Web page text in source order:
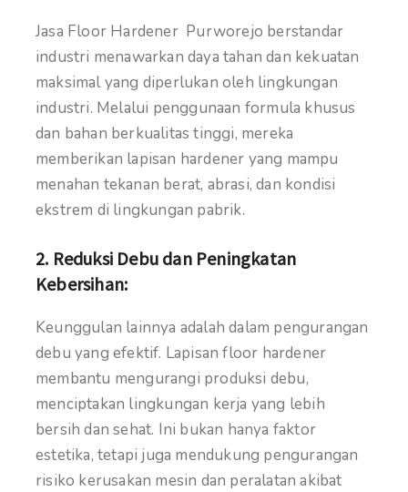
Jasa Floor Hardener Purworejo berstandar
industri menawarkan daya tahan dan kekuatan
maksimal yang diperlukan oleh lingkungan
industri. Melalui penggunaan formula khusus
dan bahan berkualitas tinggi, mereka
memberikan lapisan hardener yang mampu
menahan tekanan berat, abrasi, dan kondisi
ekstrem di lingkungan pabrik.
2. Reduksi Debu dan Peningkatan
Kebersihan:
Keunggulan lainnya adalah dalam pengurangan
debu yang efektif. Lapisan floor hardener
membantu mengurangi produksi debu,
menciptakan lingkungan kerja yang lebih
bersih dan sehat. Ini bukan hanya faktor
estetika, tetapi juga mendukung pengurangan
risiko kerusakan mesin dan peralatan akibat